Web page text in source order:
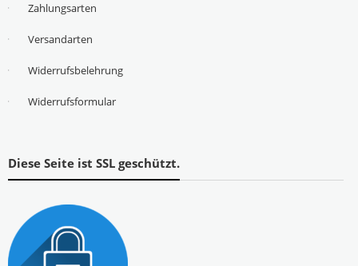
Zahlungsarten
Versandarten
Widerrufsbelehrung
Widerrufsformular
Diese Seite ist SSL geschützt.